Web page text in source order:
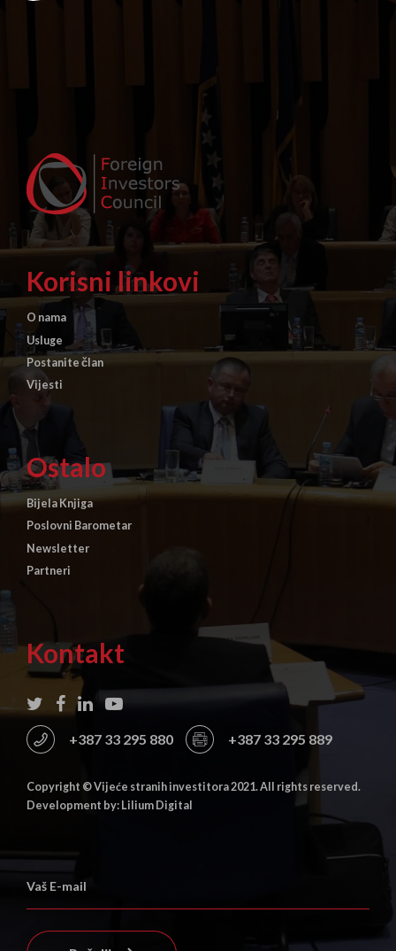
Korisni linkovi
O nama
Usluge
Postanite član
Vijesti
Ostalo
Bijela Knjiga
Poslovni Barometar
Newsletter
Partneri
Kontakt
+387 33 295 880 +387 33 295 889
Copyright © Vijeće stranih investitora 2021. All rights reserved.
Development by: Lilium Digital